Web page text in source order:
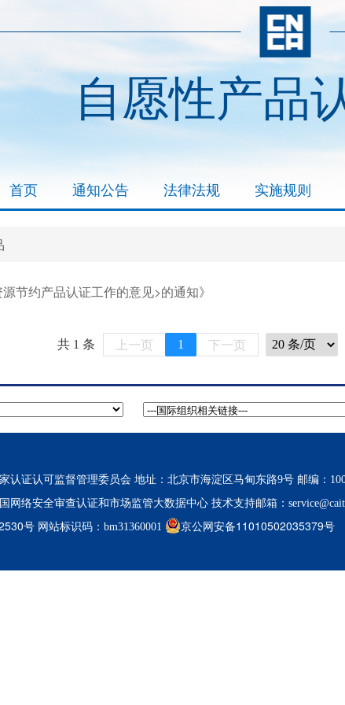
自愿性产品
首页 通知公告 法律法规 实施规则
节约产品认证工作的意见>的通知》
共 1 条 上一页 1 下一页
认证认可监督管理委员会 地址：北京市海淀区马甸东路9号 邮编：
网络安全审查认证和市场监管大数据中心 技术支持邮箱：
号 网站标识码：bm31360001 京公网安备11010502035379号